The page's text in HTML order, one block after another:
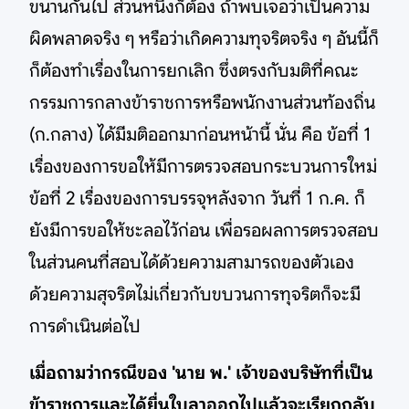
ขนานกันไป ส่วนหนึ่งก็ต้อง ถ้าพบเจอว่าเป็นความ
ผิดพลาดจริง ๆ หรือว่าเกิดความทุจริตจริง ๆ อันนี้ก็
ก็ต้องทำเรื่องในการยกเลิก ซึ่งตรงกับมติที่คณะ
กรรมการกลางข้าราชการหรือพนักงานส่วนท้องถิ่น
(ก.กลาง) ได้มีมติออกมาก่อนหน้านี้ นั่น คือ ข้อที่ 1
เรื่องของการขอให้มีการตรวจสอบกระบวนการใหม่
ข้อที่ 2 เรื่องของการบรรจุหลังจาก วันที่ 1 ก.ค. ก็
ยังมีการขอให้ชะลอไว้ก่อน เพื่อรอผลการตรวจสอบ
ในส่วนคนที่สอบได้ด้วยความสามารถของตัวเอง
ด้วยความสุจริตไม่เกี่ยวกับขบวนการทุจริตก็จะมี
การดำเนินต่อไป
เมื่อถามว่ากรณีของ 'นาย พ.' เจ้าของบริษัทที่เป็น